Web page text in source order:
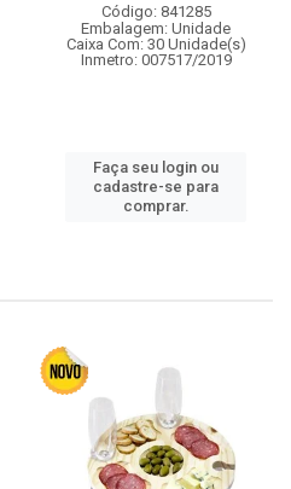
Código: 841285
Embalagem: Unidade
Caixa Com: 30 Unidade(s)
Inmetro: 007517/2019
Faça seu login ou
cadastre-se para
comprar.